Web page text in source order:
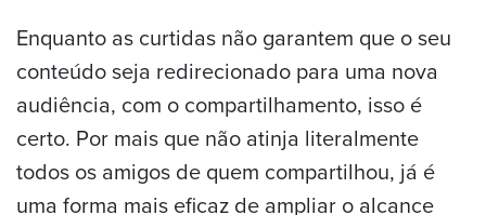
Enquanto as curtidas não garantem que o seu
conteúdo seja redirecionado para uma nova
audiência, com o compartilhamento, isso é
certo. Por mais que não atinja literalmente
todos os amigos de quem compartilhou, já é
uma forma mais eficaz de ampliar o alcance